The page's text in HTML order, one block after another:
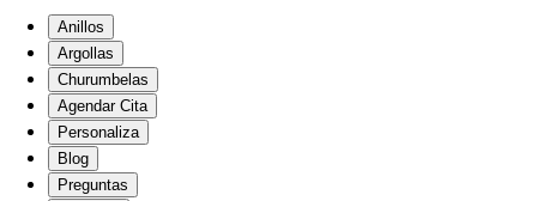
Anillos
Argollas
Churumbelas
Agendar Cita
Personaliza
Blog
Preguntas